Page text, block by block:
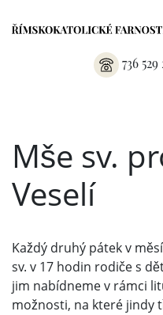
736 529
Mše sv.
Veselí
Každý druhý pátek v
sv. v 17 hodin rodiče s
jim nabídneme v rámci
možnosti, na které jindy